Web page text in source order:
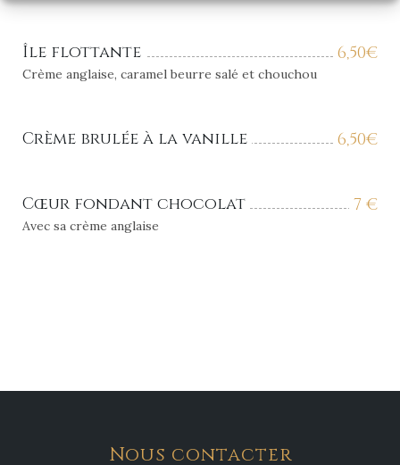
6,50€
Île flottante
Crème anglaise, caramel beurre salé et chouchou
6,50€
Crème brulée à la vanille
7 €
Cœur fondant chocolat
Avec sa crème anglaise
Nous contacter